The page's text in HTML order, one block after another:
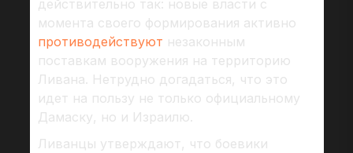
действительно так: новые власти с
момента своего формирования активно
противодействуют незаконным
поставкам вооружения на территорию
Ливана. Нетрудно догадаться, что это
идет на пользу не только официальному
Дамаску, но и Израилю.
Ливанцы утверждают, что боевики